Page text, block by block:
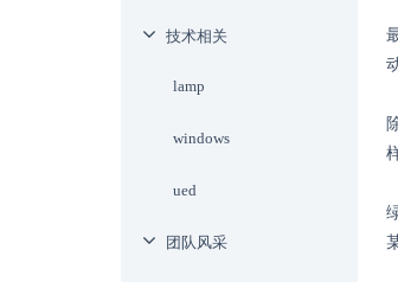
技术相关
lamp
windows
ued
团队风采